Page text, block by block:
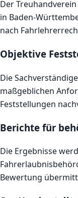
Der
in Baden-
nach
Objektive
Die
maßgeblichen
Feststellungen
Berichte für
Die Ergebnisse
Bewertung